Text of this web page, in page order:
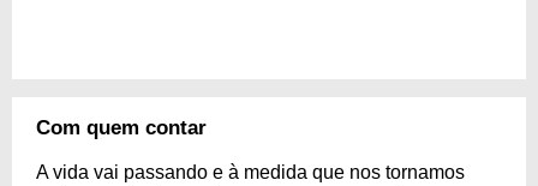
Com quem contar
A vida vai passando e à medida que nos tornamos